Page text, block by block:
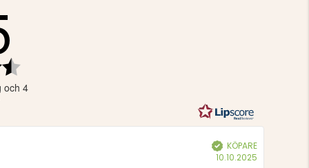
Betyg:
utav
och 4
Bekräftad
KÖPARE
10.10.2025